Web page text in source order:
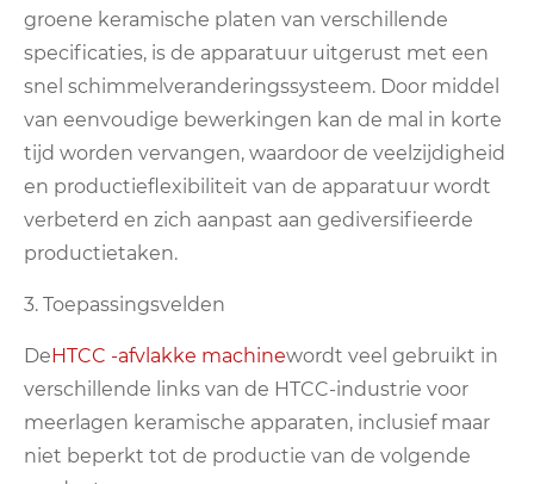
groene keramische platen van verschillende
specificaties, is de apparatuur uitgerust met een
snel schimmelveranderingssysteem. Door middel
van eenvoudige bewerkingen kan de mal in korte
tijd worden vervangen, waardoor de veelzijdigheid
en productieflexibiliteit van de apparatuur wordt
verbeterd en zich aanpast aan gediversifieerde
productietaken.
3. Toepassingsvelden
DeHTCC -afvlakke machinewordt veel gebruikt in
verschillende links van de HTCC-industrie voor
meerlagen keramische apparaten, inclusief maar
niet beperkt tot de productie van de volgende